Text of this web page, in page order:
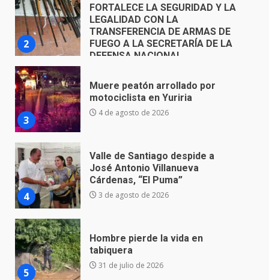
3
Muere peatón arrollado por
motociclista en Yuriria
4 de agosto de 2026
4
Valle de Santiago despide a
José Antonio Villanueva
Cárdenas, “El Puma”
3 de agosto de 2026
5
Hombre pierde la vida en
tabiquera
6
Emboscada a policías en Yuriria